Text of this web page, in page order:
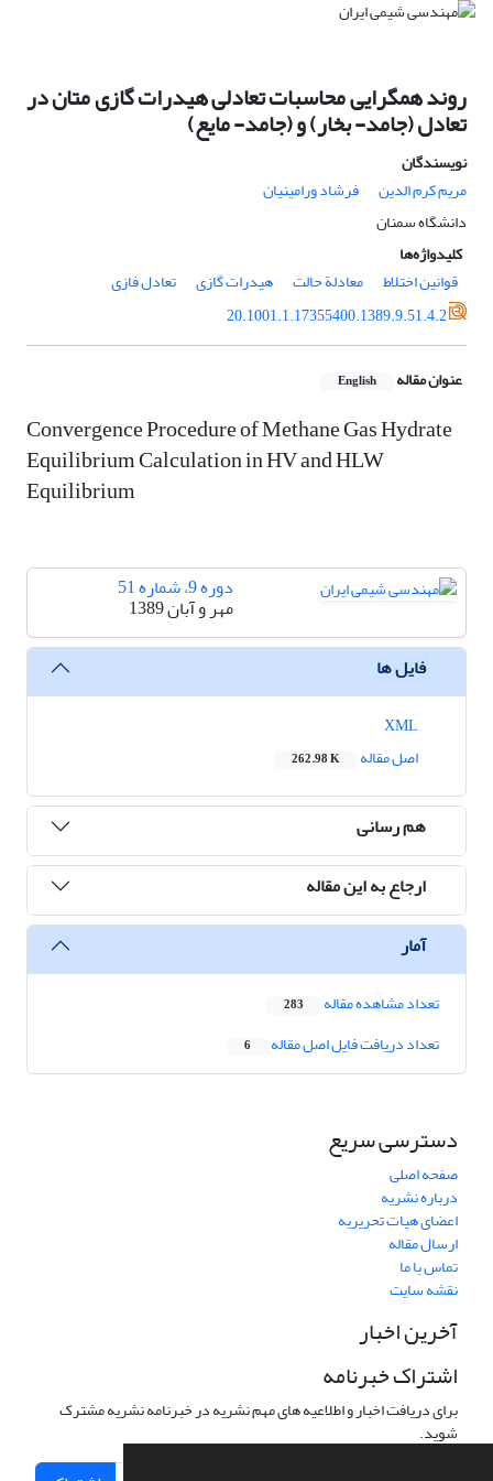
روند همگرایی محاسبات تعادلی هیدرات گازی متان در
تعادل (جامد- بخار) و (جامد- مایع)
نویسندگان
مریم کرم الدین
فرشاد ورامینیان
دانشگاه سمنان
کلیدواژه‌ها
قوانین اختلاط
معادلة حالت هیدرات گازی
تعادل فازی
20.1001.1.17355400.1389.9.51.4.2
عنوان مقاله English
Convergence Procedure of Methane Gas Hydrate
Equilibrium Calculation in HV and HLW
Equilibrium
دوره 9، شماره 51
مهر و آبان 1389
فایل ها
اصل مقاله
262.98 K
هم رسانی
ارجاع به این مقاله
آمار
تعداد مشاهده مقاله 283
تعداد دریافت فایل اصل مقاله 6
دسترسی سریع
صفحه اصلی
درباره نشریه
اعضای هیات تحریریه
ارسال مقاله
تماس با ما
نقشه سایت
آخرین اخبار
اشتراک خبرنامه
برای دریافت اخبار و اطلاعیه های مهم نشریه در خبرنامه نشریه مشترک
شوید.